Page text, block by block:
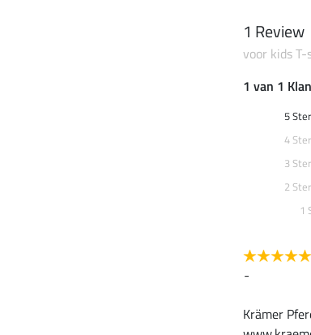
1 Review
voor kids
1 van 1
5
4
3
2
1
-
Krämer